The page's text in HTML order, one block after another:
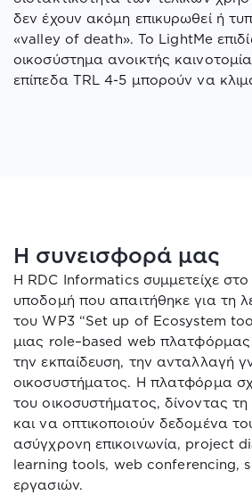
δεν έχουν ακόμη επικυρωθεί ή
«valley of death». Το LightMe
οικοσύστημα ανοικτής
επίπεδα TRL 4-5 μπορούν να
Η συνεισφορά μας
Η RDC Informaticsσυμμετείχε στο
υποδομή που απαιτήθηκε για τη
τουWP3 “Set up of Ecosystem
μιας role–based web πλατφόρμας
την εκπαίδευση, την ανταλλαγή
οικοσυστήματος. Η πλατφόρμα
του οικοσυστήματος, δίνοντας
και να οπτικοποιούν δεδομένα
ασύγχρονη επικοινωνία, project
learning tools, web conferencing,
εργασιών.